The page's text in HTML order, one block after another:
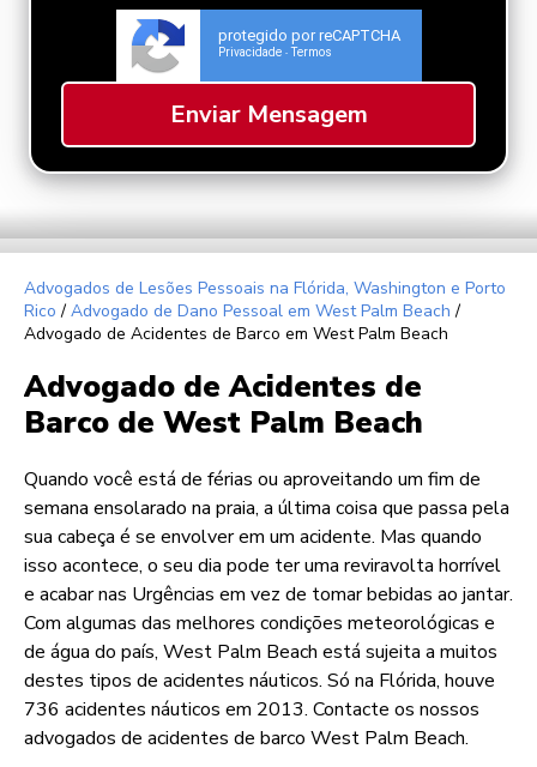
protegido por reCAPTCHA
Privacidade - Termos
Advogados de Lesões Pessoais na Flórida, Washington e Porto
Rico / Advogado de Dano Pessoal em West Palm Beach /
Advogado de Acidentes de Barco em West Palm Beach
Advogado de Acidentes de
Barco de West Palm Beach
Quando você está de férias ou aproveitando um fim de
semana ensolarado na praia, a última coisa que passa pela
sua cabeça é se envolver em um acidente. Mas quando
isso acontece, o seu dia pode ter uma reviravolta horrível
e acabar nas Urgências em vez de tomar bebidas ao jantar.
Com algumas das melhores condições meteorológicas e
de água do país, West Palm Beach está sujeita a muitos
destes tipos de acidentes náuticos. Só na Flórida, houve
736 acidentes náuticos em 2013. Contacte os nossos
advogados de acidentes de barco West Palm Beach.